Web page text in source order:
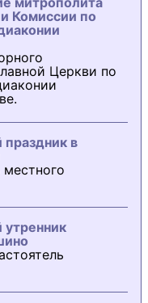
Комиссии по
Церкви по
в
местного
утренник